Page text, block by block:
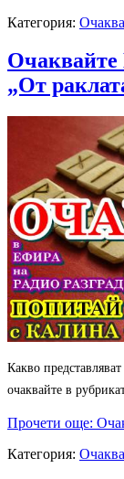
Категория:
Очаквайте
„От
Какво
очаквайте в
Прочети още:
Категория: